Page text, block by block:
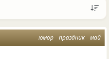
юмор праздник май